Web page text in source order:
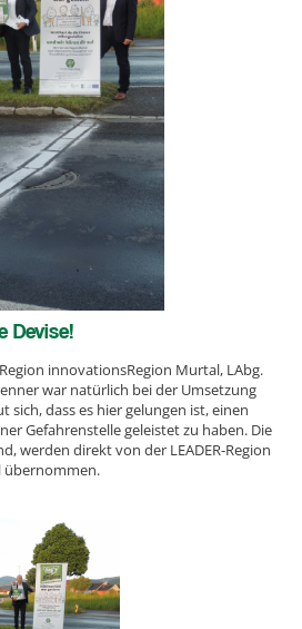
Devise!
innovationsRegion Murtal, LAbg.
war natürlich bei der Umsetzung
dass es hier gelungen ist, einen
Gefahrenstelle geleistet zu haben. Die
werden direkt von der LEADER-Region
übernommen.